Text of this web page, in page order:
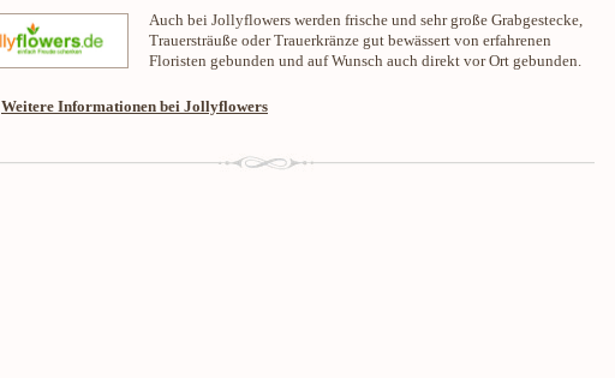
Auch bei Jollyflowers werden frische und sehr große Grabgestecke,
Trauersträuße oder Trauerkränze gut bewässert von erfahrenen
Floristen gebunden und auf Wunsch auch direkt vor Ort gebunden.
Weitere Informationen bei Jollyflowers